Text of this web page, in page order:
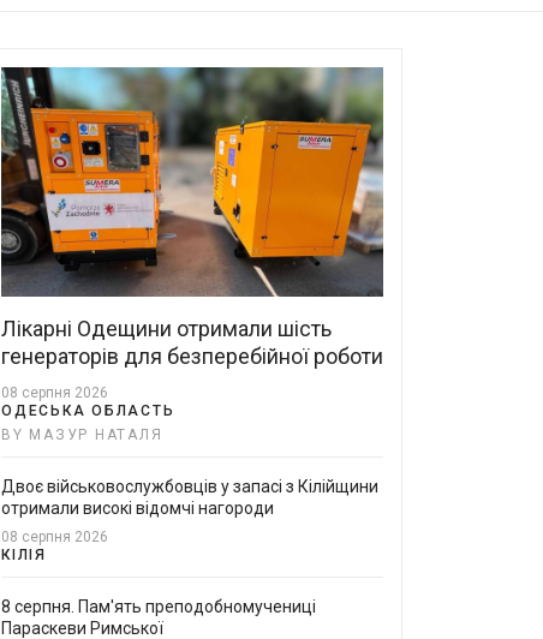
Лікарні Одещини отримали шість
генераторів для безперебійної роботи
08 серпня 2026
ОДЕСЬКА ОБЛАСТЬ
BY МАЗУР НАТАЛЯ
Двоє військовослужбовців у запасі з Кілійщини
отримали високі відомчі нагороди
08 серпня 2026
КІЛІЯ
8 серпня. Пам'ять преподобномучениці
Параскеви Римської